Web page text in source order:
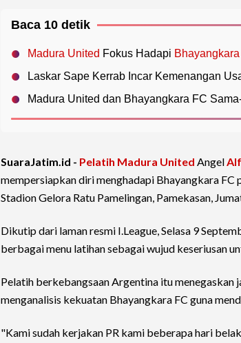
Baca 10 detik
Madura United Fokus Hadapi
Laskar Sape Kerrab Incar Kemenangan
Madura United dan Bhayangkara FC
SuaraJatim.id - Pelatih Madura United Angel
mempersiapkan diri menghadapi Bhayangkara FC
Stadion Gelora Ratu Pamelingan, Pamekasan,
Dikutip dari laman resmi I.League, Selasa 9
berbagai menu latihan sebagai wujud keseriusan
Pelatih berkebangsaan Argentina itu
menganalisis kekuatan Bhayangkara FC guna
"Kami sudah kerjakan PR kami beberapa hari